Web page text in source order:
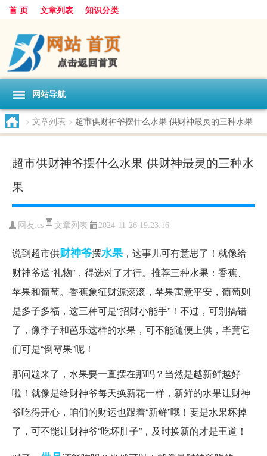
首 页 文章列表 知识分类
网站导航
> 文章列表 > 超市供财神爷摆什么水果 供财神最灵的三种水果
超市供财神爷摆什么水果 供财神最灵的三种水
果
网友:cs 文章列表 2024-11-26 19:23:16
说到超市供财神爷摆水果，这事儿可有意思了！就像给
财神爷送“礼物”，得选对了才行。推荐三种水果：香蕉、
苹果和葡萄。香蕉象征财源滚滚，苹果寓意平安，葡萄则
是多子多福，这三种可是“招财小能手”！不过，可别搞错
了，像李子和芭乐这样的水果，可不能随便上供，毕竟它
们可是“倒霉果”呢！
那问题来了，水果要一直摆在那吗？当然是越新鲜越好
啦！就像是给财神爷每天换新花一样，新鲜的水果让财神
爷吃得开心，咱们的财运也跟着“新鲜”哦！要是水果坏掉
了，可不能让财神爷“吃坏肚子”，及时换新的才是王道！